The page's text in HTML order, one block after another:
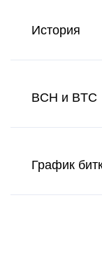
История
BCH и BTC
График